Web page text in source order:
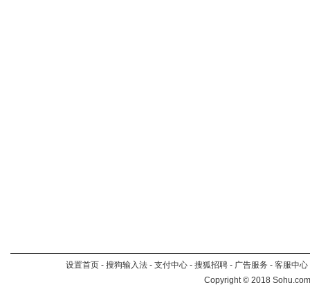
设置首页 - 搜狗输入法 - 支付中心 - 搜狐招聘 - 广告服务 - 客服中心
Copyright©2018